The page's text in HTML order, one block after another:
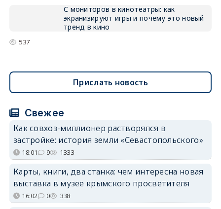
С мониторов в кинотеатры: как
экранизируют игры и почему это новый
тренд в кино
537
Прислать новость
Свежее
Как совхоз-миллионер растворялся в
застройке: история земли «Севастопольского»
18:01 9 1333
Карты, книги, два станка: чем интересна новая
выставка в музее крымского просветителя
16:02 0 338